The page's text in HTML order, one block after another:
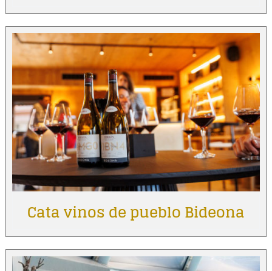
Cata vinos de pueblo Bideona